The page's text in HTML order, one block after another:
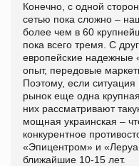
Конечно, с одной
сетью пока сложно –
более чем в 60
пока всего тремя. С
европейские надежные
опыт, передовые
Поэтому, если
рынок еще одна
них рассматривают
мощная украинская –
конкурентное
«Эпицентром» и
ближайшие 10-15 лет.